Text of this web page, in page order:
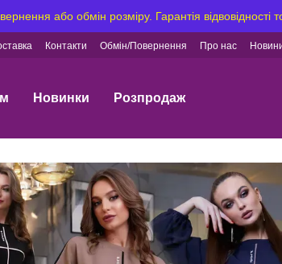
або обмін розміру. Гарантія
Контакти Обмін/Повернення Про нас
Новинки Розпродаж